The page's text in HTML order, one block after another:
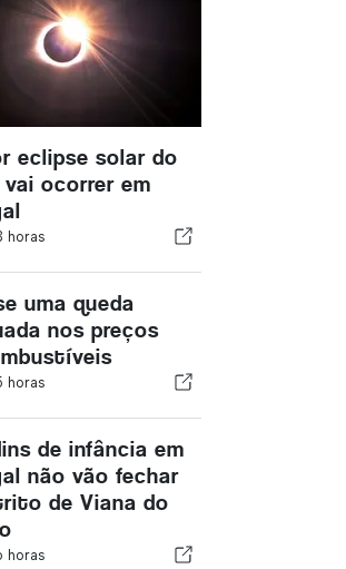
eclipse solar do
ocorrer em
horas
uma queda
nos preços
horas
de infância em
não vão fechar
de Viana do
horas